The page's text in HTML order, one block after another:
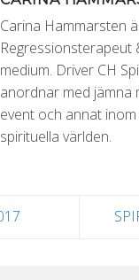
Carina Hammarsten
Regressionsterapeut
medium. Driver CH
anordnar med jämna
event och annat
spirituella världen.